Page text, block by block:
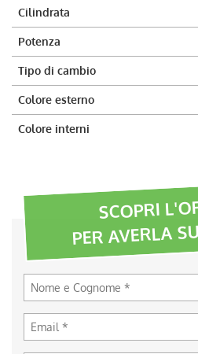
Cilindrata
Potenza
Tipo di cambio
Colore esterno
Colore interni
SCOPRI
PER AVERLA